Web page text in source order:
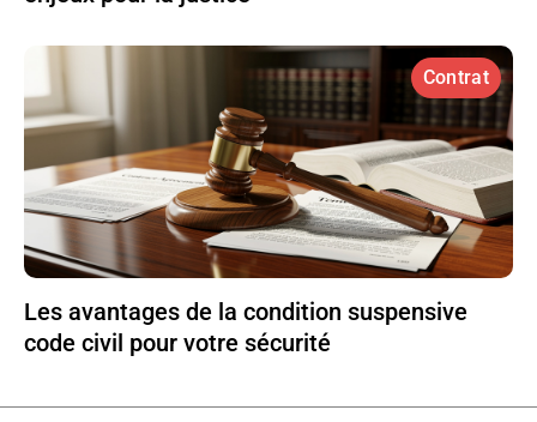
Contrat
Les avantages de la condition suspensive
code civil pour votre sécurité